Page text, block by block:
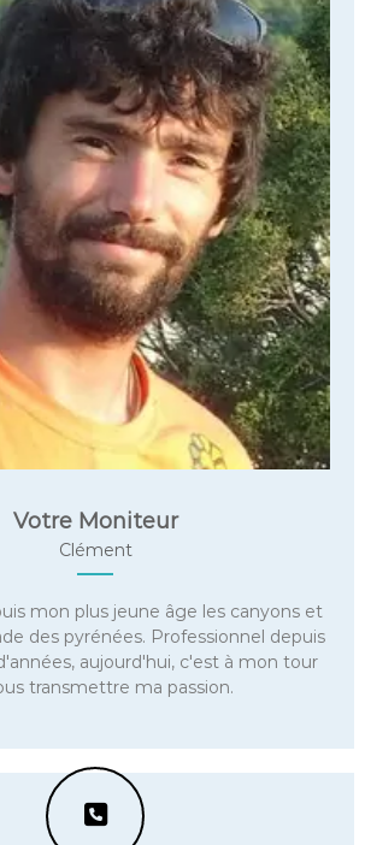
Votre Moniteur
Clément
mon plus jeune âge les canyons et
des pyrénées. Professionnel depuis
aujourd'hui, c'est à mon tour
transmettre ma passion.